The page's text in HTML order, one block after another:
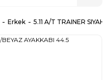
Erkek 5.11 A/T TRAINER